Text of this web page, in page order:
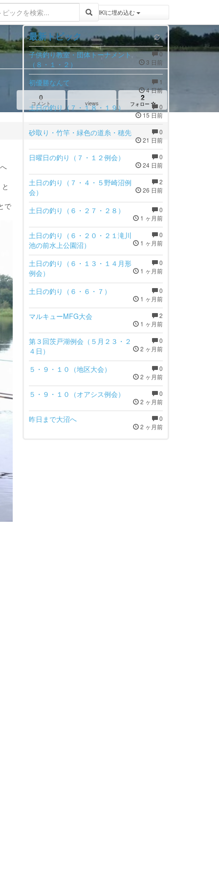
登録 / ログイン
0
コメント views
2
フォロー
で
トピックをWIKIWIKIに埋め込む
最新トピック
0
3 日前
子供釣り教室・団体トーナメント
（８・１・２）
1
4 日前
初優勝なんて
0
15 日前
土日の釣り（７・１８・１９）
0
21 日前
砂取り・竹竿・緑色の道糸・穂先
0
24 日前
日曜日の釣り（７・１２例会）
2
26 日前
土日の釣り（７・４・５野崎沼例
会）
0
1 ヶ月前
土日の釣り（６・２７・２８）
0
1 ヶ月前
土日の釣り（６・２０・２１滝川
池の前水上公園沼）
0
1 ヶ月前
土日の釣り（６・１３・１４月形
例会）
0
1 ヶ月前
土日の釣り（６・６・７）
2
1 ヶ月前
マルキューMFG大会
0
2 ヶ月前
第３回茨戸湖例会（５月２３・２
４日）
0
2 ヶ月前
５・９・１０（地区大会）
0
2 ヶ月前
５・９・１０（オアシス例会）
0
2 ヶ月前
昨日まで大沼へ